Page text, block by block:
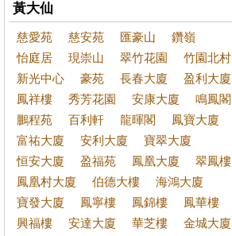
黃大仙
慈愛苑 慈安苑 匯豪山
鑽嶺
怡庭居
現崇山 翠竹花園
竹園北村
新光中心
豪苑 長春大廈
盈利大廈
鳳祥樓
秀芳花園 安康大廈
鳴鳳閣
鵬程苑
百利軒 龍暉閣
鳳寶大廈
富祐大廈
安利大廈
寶翠大廈
恒安大廈
盈福苑 鳳凰大廈
翠鳳樓
鳳凰村大廈
伯德大樓
海鴻大廈
寶發大廈
鳳寧樓 鳳錦樓
鳳華樓
興福樓
安達大廈 華芝樓
金城大廈